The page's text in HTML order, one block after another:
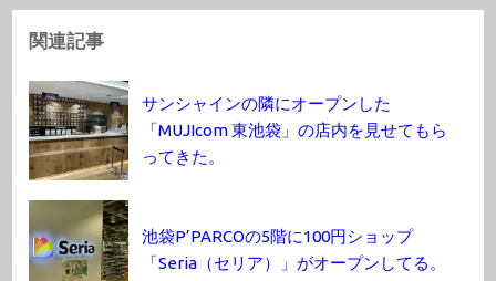
関連記事
サンシャインの隣にオープンした
「MUJIcom 東池袋」の店内を見せてもら
ってきた。
池袋P’PARCOの5階に100円ショップ
「Seria（セリア）」がオープンしてる。